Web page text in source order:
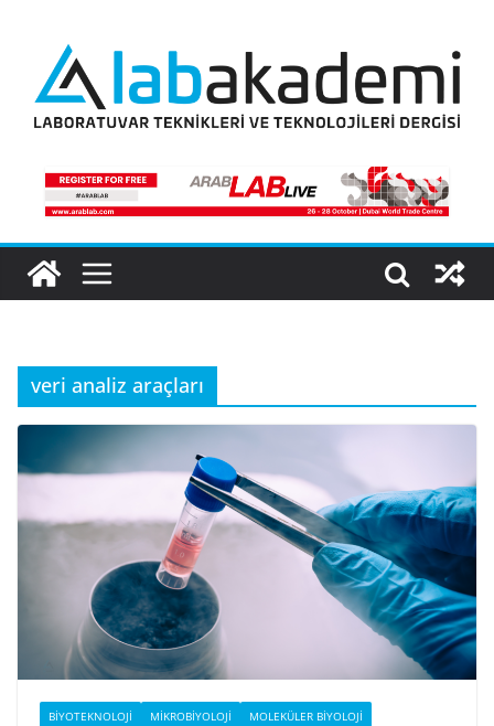
content
veri analiz araçları
BIYOTEKNOLOJI MIKROBIYOLOJI
MOLEKÜLER BIYOLOJI